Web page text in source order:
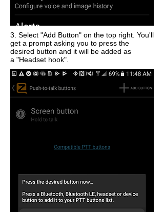
3. Select "Add Button" on the top right. You'll
get a prompt asking you to press the
desired button and it will be added as
a "Headset hook".